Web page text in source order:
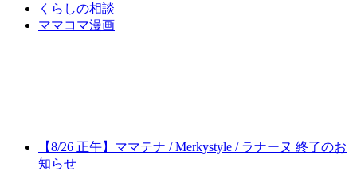
くらしの相談
ママコマ漫画
【8/26 正午】ママテナ / Merkystyle / ラナーヌ 終了のお
知らせ